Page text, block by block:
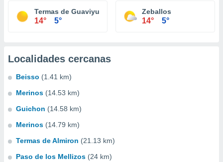
Termas de Guaviyu
14° 5°
Zeballos
14° 5°
Localidades cercanas
Beisso (1.41 km)
Merinos (14.53 km)
Guichon (14.58 km)
Merinos (14.79 km)
Termas de Almiron (21.13 km)
Paso de los Mellizos (24 km)